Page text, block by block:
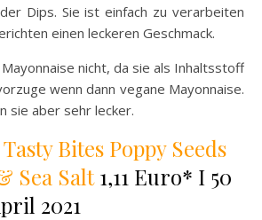
Dips. Sie ist einfach zu verarbeiten
einen leckeren Geschmack.
nicht, da sie als Inhaltsstoff
wenn dann vegane Mayonnaise.
sie aber sehr lecker.
Bites Poppy Seeds
Sea Salt1,11 Euro* I 50
2021